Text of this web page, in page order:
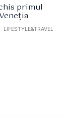
primul
LIFESTYLE&TRAVEL